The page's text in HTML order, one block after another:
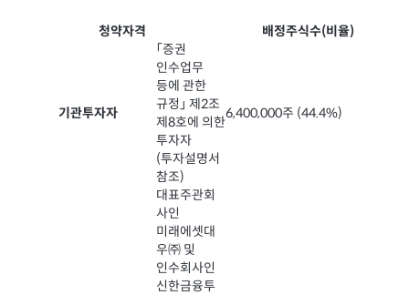
청약자격 배정주식수(비율)
기관투자자
「증권
인수업무
등에 관한
규정」 제2조
제8호에 의한
투자자
(투자설명서
참조)
6,400,000주 (44.4%)
대표주관회
사인
미래에셋대
우㈜ 및
인수회사인
신한금융투